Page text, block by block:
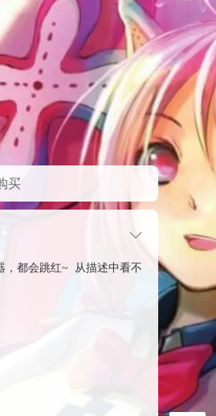
买
，都会跳红~ 从描述中看不